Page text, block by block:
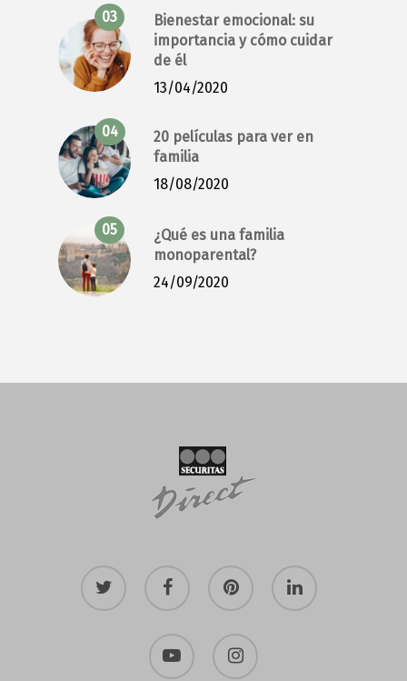
Bienestar emocional: su
importancia y cómo cuidar
de él
13/04/2020
20 películas para ver en
familia
18/08/2020
¿Qué es una familia
monoparental?
24/09/2020
twitter facebook pinterest linkedin
youtube instagram